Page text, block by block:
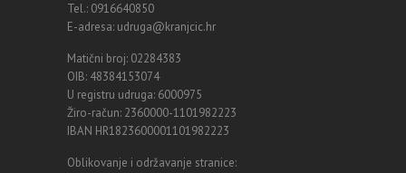
Tel.: 0916640850
E-adresa: udruga@kranjcic.hr
Matični broj: 02284383
OIB: 48384153074
U registru udruga: 6000975
Žiro-račun: 2360000-1101982223
IBAN HR1823600001101982223
Oblikovanje i održavanje stranice: